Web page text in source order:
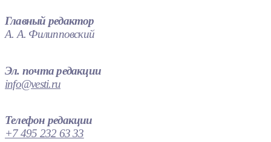
Главный редактор
А. А. Филипповский
Эл. почта редакции
info@vesti.ru
Телефон редакции
+7 495 232 63 33